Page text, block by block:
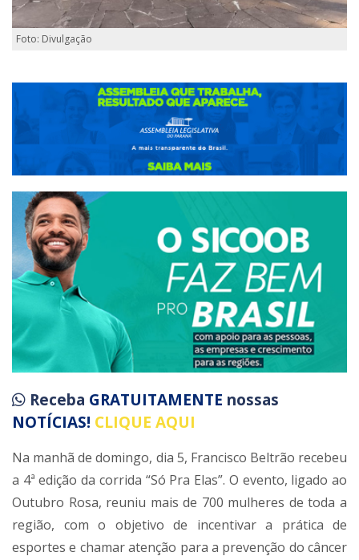
Foto: Divulgação
Receba GRATUITAMENTE nossas
NOTÍCIAS! CLIQUE AQUI
Na manhã de domingo, dia 5, Francisco Beltrão recebeu
a 4ª edição da corrida “Só Pra Elas”. O evento, ligado ao
Outubro Rosa, reuniu mais de 700 mulheres de toda a
região, com o objetivo de incentivar a prática de
esportes e chamar atenção para a prevenção do câncer